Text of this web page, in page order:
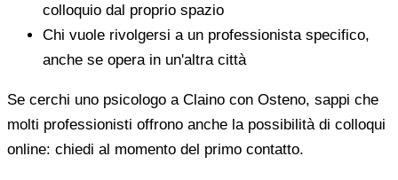
colloquio dal proprio spazio
Chi vuole rivolgersi a un professionista specifico,
anche se opera in un'altra città
Se cerchi uno psicologo a Claino con Osteno, sappi che
molti professionisti offrono anche la possibilità di colloqui
online: chiedi al momento del primo contatto.